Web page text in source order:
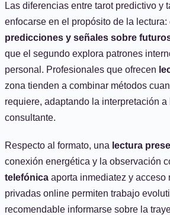
Las diferencias entre tarot predictivo y
enfocarse en el propósito de la
predicciones y señales sobre
que el segundo explora patrones
personal. Profesionales que ofrecen
zona tienden a combinar métodos
requiere, adaptando la interpretación a
consultante.
Respecto al formato, una lectura
conexión energética y la observación
telefónica aporta inmediatez y acceso
privadas online permiten trabajo
recomendable informarse sobre la